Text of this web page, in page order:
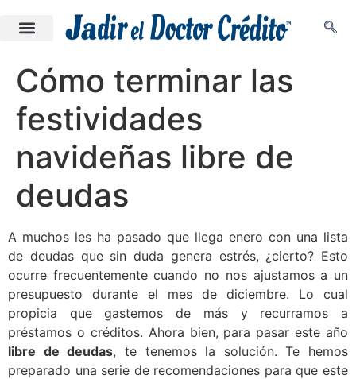
Cómo terminar las
festividades
navideñas libre de
deudas
A muchos les ha pasado que llega enero con una lista
de deudas que sin duda genera estrés, ¿cierto? Esto
ocurre frecuentemente cuando no nos ajustamos a un
presupuesto durante el mes de diciembre. Lo cual
propicia que gastemos de más y recurramos a
préstamos o créditos. Ahora bien, para pasar este año
libre de deudas, te tenemos la solución. Te hemos
preparado una serie de recomendaciones para que este